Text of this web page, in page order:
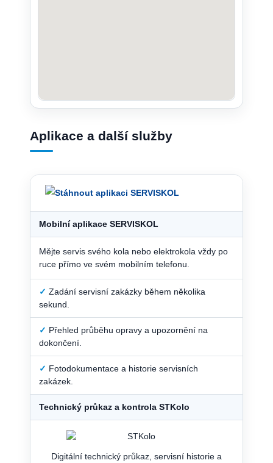
Aplikace a další služby
Mobilní aplikace SERVISKOL
Mějte servis svého kola nebo elektrokola vždy po
ruce přímo ve svém mobilním telefonu.
✓ Zadání servisní zakázky během několika
sekund.
✓ Přehled průběhu opravy a upozornění na
dokončení.
✓ Fotodokumentace a historie servisních
zakázek.
Technický průkaz a kontrola STKolo
Digitální technický průkaz, servisní historie a